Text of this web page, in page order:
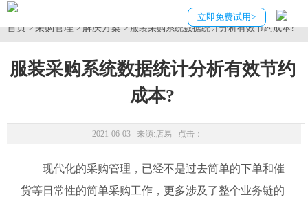
立即免费试用>
首页>采购管理>解决方案> 服装采购系统数据统计分析有效节约成本?
服装采购系统数据统计分析有效节约
成本?
2021-06-03 来源:店易 点击：
现代化的采购管理，已经不是过去简单的下单和催
货等日常性的简单采购工作，更多涉及了整个业务链的